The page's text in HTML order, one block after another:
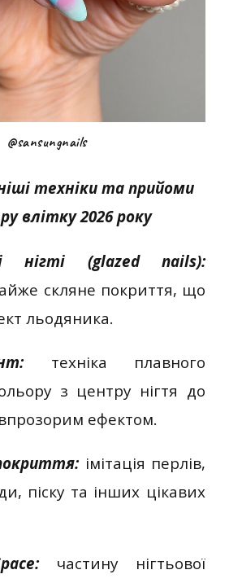
@sansungnails
техніки та прийоми
влітку 2026 року
нігті (glazed nails):
скляне покриття, що
льодяника.
техніка плавного
з центру нігтя до
ефектом.
імітація перлів,
піску та інших цікавих
частину нігтьової